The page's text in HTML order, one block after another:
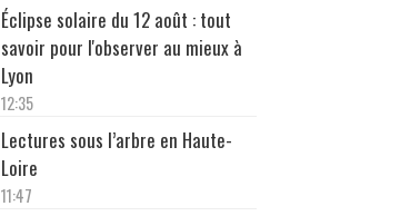
Éclipse solaire du 12 août : tout
savoir pour l'observer au mieux à
Lyon
12:35
Lectures sous l’arbre en Haute-
Loire
11:47